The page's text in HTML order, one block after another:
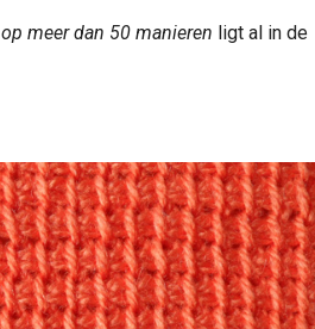
op meer dan 50 manieren ligt al in de